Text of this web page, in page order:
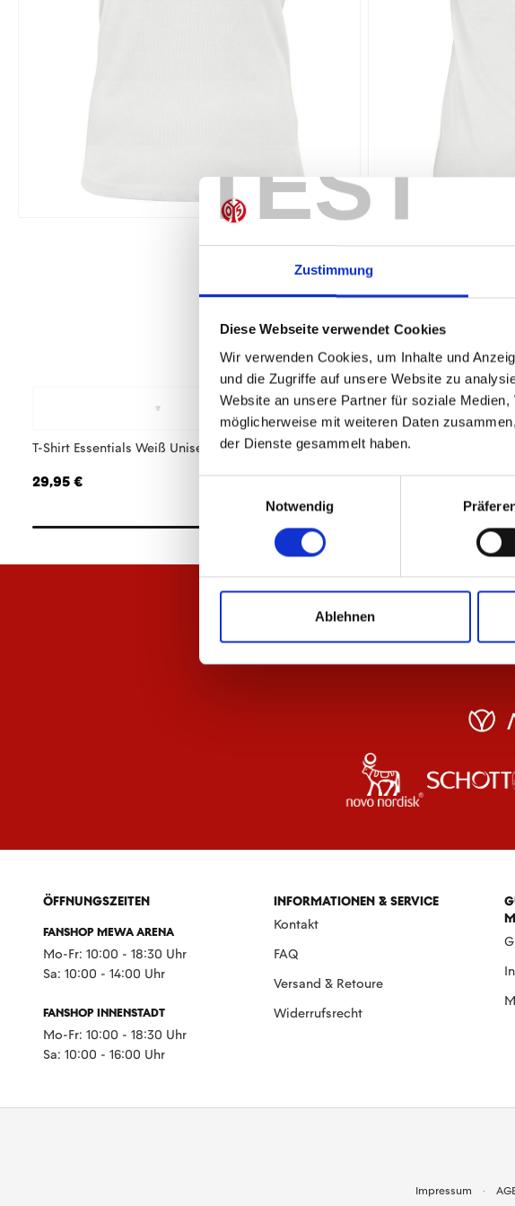
TEST
Zustimmung
Diese Webseite verwendet Cookies
Wir verwenden Cookies, um Inhalte und
und die Zugriffe auf unsere Website zu
Website an unsere Partner für soziale
möglicherweise mit weiteren Daten
der Dienste gesammelt haben.
Notwendig
Ablehnen
T-Shirt Essentials Weiß Unisex
29,95 €
T-Shirt Essentials Rot Damen
29,95 €
ÖFFNUNGSZEITEN
FANSHOP MEWA ARENA
Mo-Fr: 10:00 - 18:30 Uhr
Sa: 10:00 - 14:00 Uhr
FANSHOP INNENSTADT
Mo-Fr: 10:00 - 18:30 Uhr
Sa: 10:00 - 16:00 Uhr
INFORMATIONEN & SERVICE
Kontakt
FAQ
Versand & Retoure
Widerrufsrecht
Impressum